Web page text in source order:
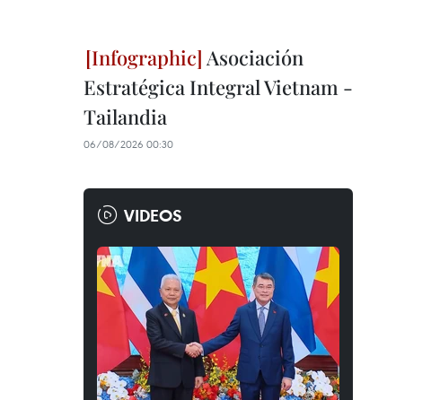
Asociación
Estratégica Integral Vietnam -
Tailandia
06/08/2026 00:30
VIDEOS